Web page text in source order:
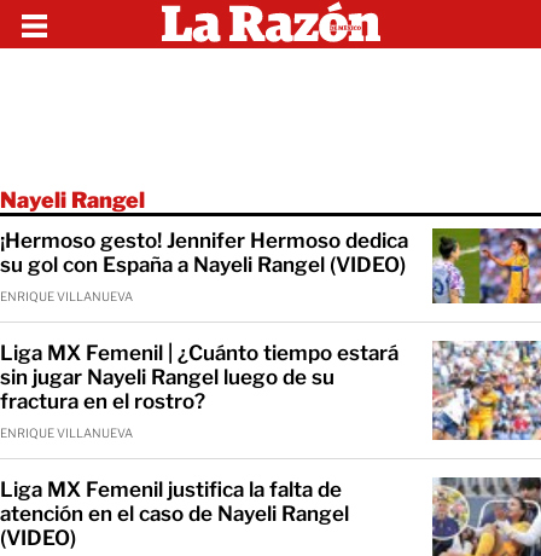
Nayeli Rangel
¡Hermoso gesto! Jennifer Hermoso dedica
su gol con España a Nayeli Rangel (VIDEO)
ENRIQUE VILLANUEVA
Liga MX Femenil | ¿Cuánto tiempo estará
sin jugar Nayeli Rangel luego de su
fractura en el rostro?
ENRIQUE VILLANUEVA
Liga MX Femenil justifica la falta de
atención en el caso de Nayeli Rangel
(VIDEO)